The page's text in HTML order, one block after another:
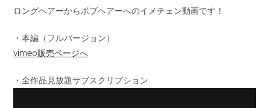
ロングヘアーからボブヘアーへのイメチェン動画です！
・本編（フルバージョン）
vimeo販売ページへ
・全作品見放題サブスクリプション